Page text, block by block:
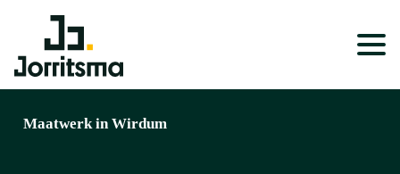
Expertises
Maatwerk in Wirdum